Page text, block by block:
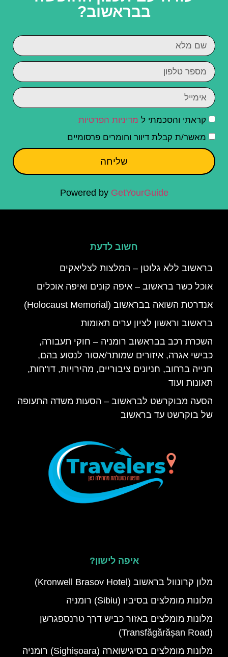
בבראשוב?
קראתי והסכמתי ל מדיניות הפרטיות
מאשר/ת קבלת דיוור וחומרים פרסומיים
שליחה
Powered by GetYourGuide
חשוב לדעת
בראשוב ללא גלוטן – המלצות לצליאקים
אוכל כשר בראשוב – איפה קונים ואיפה אוכלים
אנדרטת השואה בבראשוב (Holocaust Memorial)
בראשוב וראשון לציון ערים תאומות
השכרת רכב בבראשוב רומניה – חוקי תעבורה,
כבישי אגרה, איזורים שמותר/אסור לנסוע בהם,
חנייה ברחוב, חניונים ציבוריים, מהירויות, דו"חות,
תאונות ועוד
הסעה מבוקרשט לבראשוב – הסעות משדה התעופה
של בוקרשט עד בראשוב
איפה לישון?
מלון קרונוול בראשוב (Kronwell Brasov Hotel)
מלונות מומלצים בסיביו (Sibiu) רומניה
מלונות מומלצים באזור כביש דרך טרנספגרשן
(Transfăgărășan Road)
מלונות מומלצים בסיגישוארה (Sighișoara) רומניה